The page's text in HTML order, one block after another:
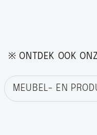
※ ONTDEK OOK
MEUBEL- EN